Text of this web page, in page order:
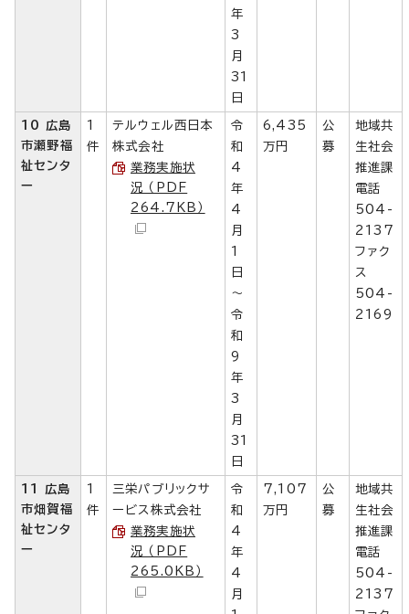
年
3
月
31
日
10 広島
市瀬野福
祉センタ
ー
1
件
テルウェル西日本
株式会社
業務実施状
況 （PDF
264.7KB）
令
和
4
年
4
月
1
日
～
令
和
9
年
3
月
31
日
6,435
万円
公
募
地域共
生社会
推進課
電話
504-
2137
ファク
ス
504-
2169
11 広島
市畑賀福
祉センタ
ー
1
件
三栄パブリックサ
ービス株式会社
業務実施状
況 （PDF
265.0KB）
令
和
4
年
4
月
7,107
万円
公
募
地域共
生社会
推進課
電話
504-
2137